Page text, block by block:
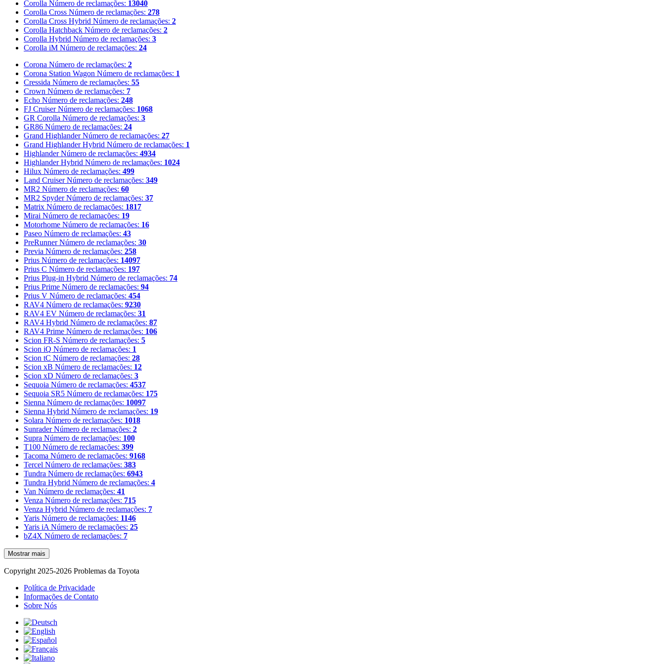
Corolla Número de reclamações: 13040
Corolla Cross Número de reclamações: 278
Corolla Cross Hybrid Número de reclamações: 2
Corolla Hatchback Número de reclamações: 2
Corolla Hybrid Número de reclamações: 3
Corolla iM Número de reclamações: 24
Corona Número de reclamações: 2
Corona Station Wagon Número de reclamações: 1
Cressida Número de reclamações: 55
Crown Número de reclamações: 7
Echo Número de reclamações: 248
FJ Cruiser Número de reclamações: 1068
GR Corolla Número de reclamações: 3
GR86 Número de reclamações: 24
Grand Highlander Número de reclamações: 27
Grand Highlander Hybrid Número de reclamações: 1
Highlander Número de reclamações: 4934
Highlander Hybrid Número de reclamações: 1024
Hilux Número de reclamações: 499
Land Cruiser Número de reclamações: 349
MR2 Número de reclamações: 60
MR2 Spyder Número de reclamações: 37
Matrix Número de reclamações: 1817
Mirai Número de reclamações: 19
Motorhome Número de reclamações: 16
Paseo Número de reclamações: 43
PreRunner Número de reclamações: 30
Previa Número de reclamações: 258
Prius Número de reclamações: 14097
Prius C Número de reclamações: 197
Prius Plug-in Hybrid Número de reclamações: 74
Prius Prime Número de reclamações: 94
Prius V Número de reclamações: 454
RAV4 Número de reclamações: 9230
RAV4 EV Número de reclamações: 31
RAV4 Hybrid Número de reclamações: 87
RAV4 Prime Número de reclamações: 106
Scion FR-S Número de reclamações: 5
Scion iQ Número de reclamações: 1
Scion tC Número de reclamações: 28
Scion xB Número de reclamações: 12
Scion xD Número de reclamações: 3
Sequoia Número de reclamações: 4537
Sequoia SR5 Número de reclamações: 175
Sienna Número de reclamações: 10097
Sienna Hybrid Número de reclamações: 19
Solara Número de reclamações: 1018
Sunrader Número de reclamações: 2
Supra Número de reclamações: 100
T100 Número de reclamações: 399
Tacoma Número de reclamações: 9168
Tercel Número de reclamações: 383
Tundra Número de reclamações: 6943
Tundra Hybrid Número de reclamações: 4
Van Número de reclamações: 41
Venza Número de reclamações: 715
Venza Hybrid Número de reclamações: 7
Yaris Número de reclamações: 1146
Yaris iA Número de reclamações: 25
bZ4X Número de reclamações: 7
Mostrar mais
Copyright 2025-2026 Problemas da Toyota
Política de Privacidade
Informações de Contato
Sobre Nós